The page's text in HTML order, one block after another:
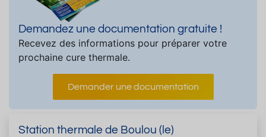
Demandez une documentation gratuite !
Recevez des informations pour préparer votre
prochaine cure thermale.
Demander une documentation
Station thermale de Boulou (le)